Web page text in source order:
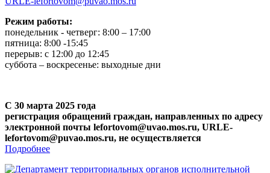
Режим работы:
понедельник - четверг: 8:00 – 17:00
пятница: 8:00 -15:45
перерыв: с 12:00 до 12:45
суббота – воскресенье: выходные дни
С 30 марта 2025 года
регистрация обращений граждан, направленных по адресу
электронной почты lefortovom@uvao.mos.ru, URLE-
lefortovom@puvao.mos.ru, не осуществляется
Подробнее